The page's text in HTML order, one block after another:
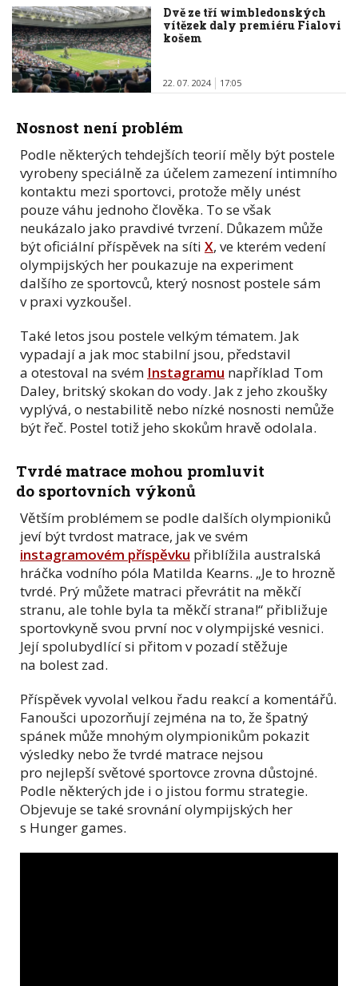
Dvě ze tří wimbledonských
vítězek daly premiéru Fialovi
košem
22. 07. 2024 17:05
Nosnost není problém
Podle některých tehdejších teorií měly být postele
vyrobeny speciálně za účelem zamezení intimního
kontaktu mezi sportovci, protože měly unést
pouze váhu jednoho člověka. To se však
neukázalo jako pravdivé tvrzení. Důkazem může
být oficiální příspěvek na síti X, ve kterém vedení
olympijských her poukazuje na experiment
dalšího ze sportovců, který nosnost postele sám
v praxi vyzkoušel.
Také letos jsou postele velkým tématem. Jak
vypadají a jak moc stabilní jsou, představil
a otestoval na svém Instagramu například Tom
Daley, britský skokan do vody. Jak z jeho zkoušky
vyplývá, o nestabilitě nebo nízké nosnosti nemůže
být řeč. Postel totiž jeho skokům hravě odolala.
Tvrdé matrace mohou promluvit
do sportovních výkonů
Větším problémem se podle dalších olympioniků
jeví být tvrdost matrace, jak ve svém
instagramovém příspěvku přiblížila australská
hráčka vodního póla Matilda Kearns. „Je to hrozně
tvrdé. Prý můžete matraci převrátit na měkčí
stranu, ale tohle byla ta měkčí strana!“ přibližuje
sportovkyně svou první noc v olympijské vesnici.
Její spolubydlící si přitom v pozadí stěžuje
na bolest zad.
Příspěvek vyvolal velkou řadu reakcí a komentářů.
Fanoušci upozorňují zejména na to, že špatný
spánek může mnohým olympionikům pokazit
výsledky nebo že tvrdé matrace nejsou
pro nejlepší světové sportovce zrovna důstojné.
Podle některých jde i o jistou formu strategie.
Objevuje se také srovnání olympijských her
s Hunger games.